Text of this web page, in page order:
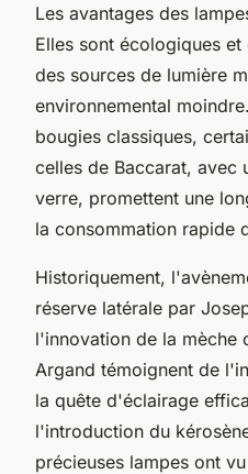
Les avantages des
Elles sont écologiques
des sources de lumière
environnemental
bougies classiques,
celles de Baccarat, avec
verre, promettent une
la consommation rapide
Historiquement,
réserve latérale par
l'innovation de la mèche
Argand témoignent de
la quête d'éclairage
l'introduction du
précieuses lampes ont